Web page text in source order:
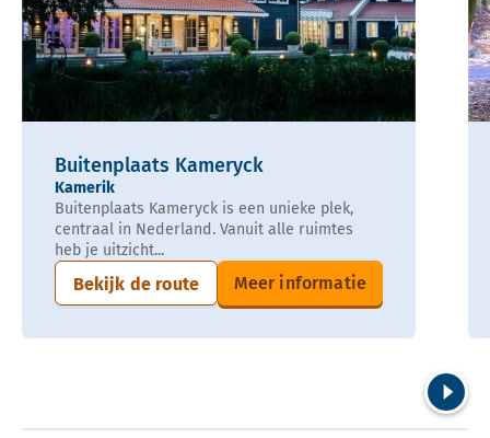
Buitenplaats Kameryck
Kamerik
Buitenplaats Kameryck is een unieke plek,
centraal in Nederland. Vanuit alle ruimtes
heb je uitzicht...
Bekijk de route Meer informatie